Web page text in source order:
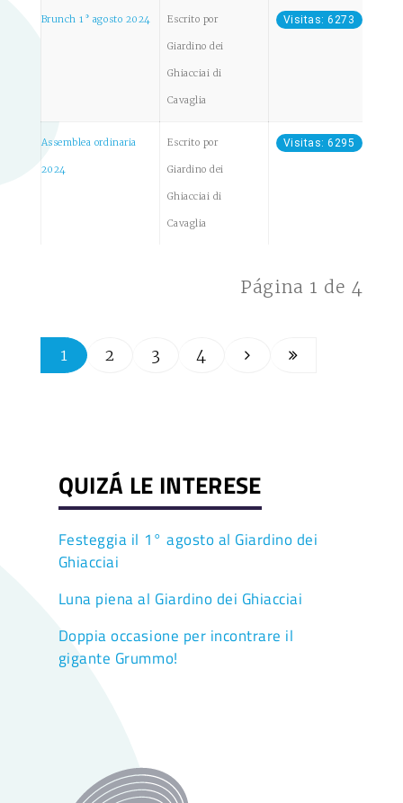
Brunch 1° agosto 2024 Escrito por
Giardino dei
Ghiacciai di
Cavaglia
Visitas: 6273
Assemblea ordinaria
2024
Escrito por
Giardino dei
Ghiacciai di
Cavaglia
Visitas: 6295
Página 1 de 4
1 2 3 4
QUIZÁ LE INTERESE
Festeggia il 1° agosto al Giardino dei
Ghiacciai
Luna piena al Giardino dei Ghiacciai
Doppia occasione per incontrare il
gigante Grummo!